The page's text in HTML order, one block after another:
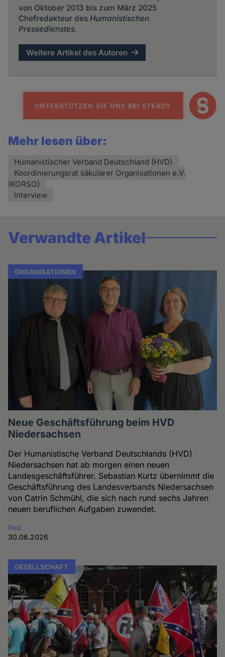
von Oktober 2013 bis zum März 2025
Chefredakteur des Humanistischen
Pressedienstes.
Weitere Artikel des Autoren
Mehr lesen über:
Humanistischer Verband Deutschland (HVD)
Koordinierungsrat säkularer Organisationen e.V.
(KORSO)
Interview
Verwandte Artikel
ORGANISATIONEN
Neue Geschäftsführung beim HVD
Niedersachsen
Der Humanistische Verband Deutschlands (HVD)
Niedersachsen hat ab morgen einen neuen
Landesgeschäftsführer. Sebastian Kurtz übernimmt die
Geschäftsführung des Landesverbands Niedersachsen
von Catrin Schmühl, die sich nach rund sechs Jahren
neuen beruflichen Aufgaben zuwendet.
Red.
30.06.2026
GESELLSCHAFT